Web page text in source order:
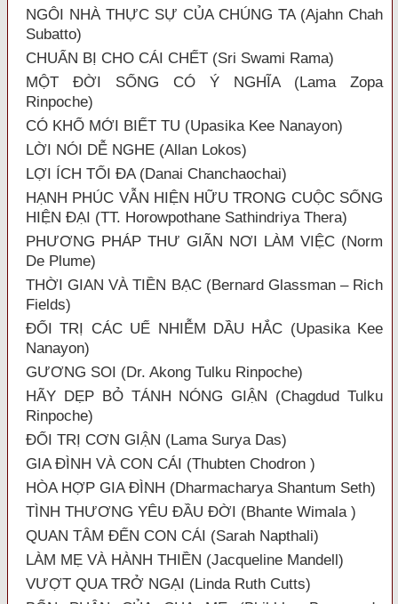
NGÔI NHÀ THỰC SỰ CỦA CHÚNG TA (Ajahn Chah
Subatto)
CHUẨN BỊ CHO CÁI CHẾT (Sri Swami Rama)
MỘT ĐỜI SỐNG CÓ Ý NGHĨA (Lama Zopa
Rinpoche)
CÓ KHỔ MỚI BIẾT TU (Upasika Kee Nanayon)
LỜI NÓI DỄ NGHE (Allan Lokos)
LỢI ÍCH TỐI ĐA (Danai Chanchaochai)
HẠNH PHÚC VẪN HIỆN HỮU TRONG CUỘC SỐNG
HIỆN ĐẠI (TT. Horowpothane Sathindriya Thera)
PHƯƠNG PHÁP THƯ GIÃN NƠI LÀM VIỆC (Norm
De Plume)
THỜI GIAN VÀ TIỀN BẠC (Bernard Glassman – Rich
Fields)
ĐỐI TRỊ CÁC UẾ NHIỄM DẦU HẮC (Upasika Kee
Nanayon)
GƯƠNG SOI (Dr. Akong Tulku Rinpoche)
HÃY DẸP BỎ TÁNH NÓNG GIẬN (Chagdud Tulku
Rinpoche)
ĐỐI TRỊ CƠN GIẬN (Lama Surya Das)
GIA ĐÌNH VÀ CON CÁI (Thubten Chodron )
HÒA HỢP GIA ĐÌNH (Dharmacharya Shantum Seth)
TÌNH THƯƠNG YÊU ĐẦU ĐỜI (Bhante Wimala )
QUAN TÂM ĐẾN CON CÁI (Sarah Napthali)
LÀM MẸ VÀ HÀNH THIỀN (Jacqueline Mandell)
VƯỢT QUA TRỞ NGẠI (Linda Ruth Cutts)